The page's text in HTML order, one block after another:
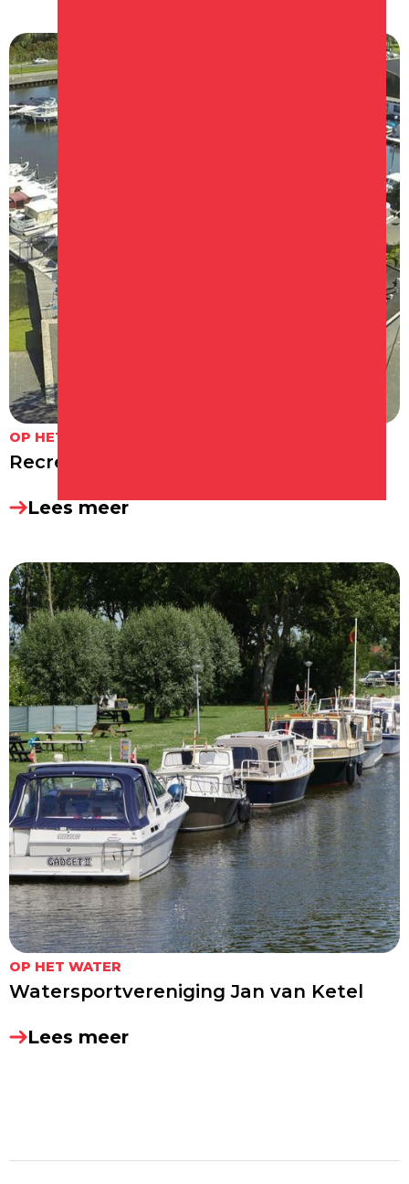
OP HET WATER
Recreatiehaven Schagen
Lees meer
OP HET WATER
Watersportvereniging Jan van Ketel
Lees meer